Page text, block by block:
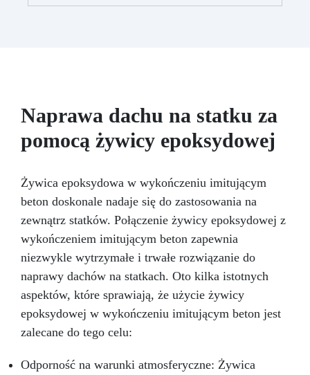
Naprawa dachu na statku za
pomocą żywicy epoksydowej
Żywica epoksydowa w wykończeniu imitującym
beton doskonale nadaje się do zastosowania na
zewnątrz statków. Połączenie żywicy epoksydowej z
wykończeniem imitującym beton zapewnia
niezwykle wytrzymałe i trwałe rozwiązanie do
naprawy dachów na statkach. Oto kilka istotnych
aspektów, które sprawiają, że użycie żywicy
epoksydowej w wykończeniu imitującym beton jest
zalecane do tego celu:
Odporność na warunki atmosferyczne: Żywica